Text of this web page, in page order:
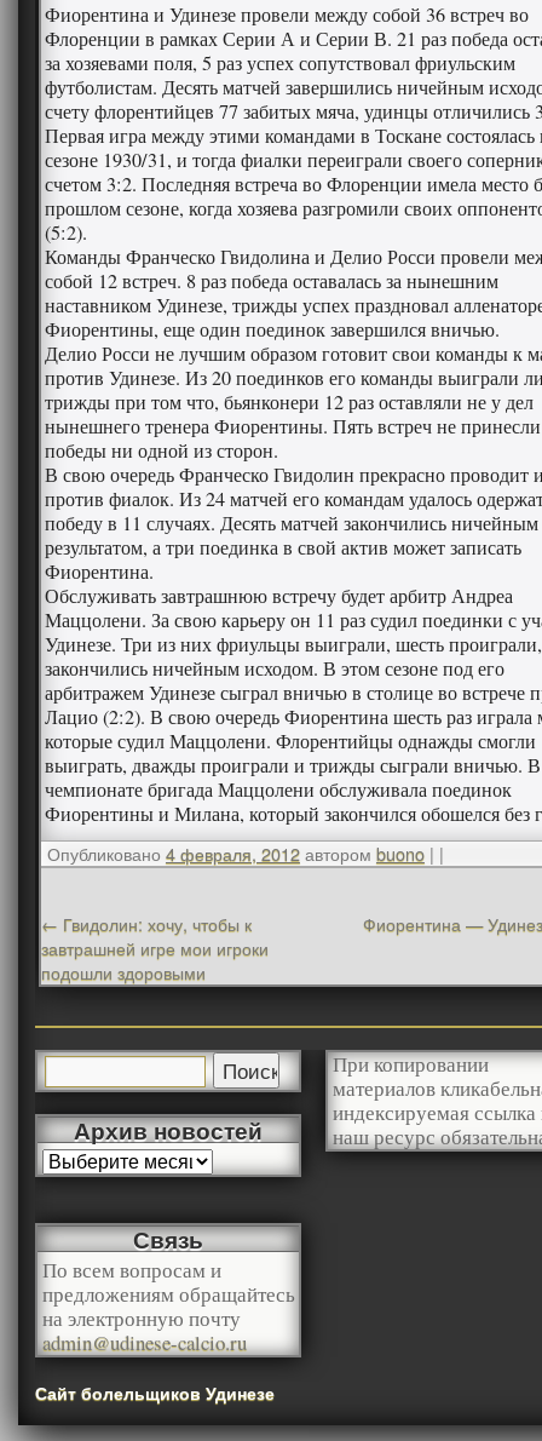
Фиорентина и Удинезе провели между собой 36 встреч во
Флоренции в рамках Серии А и Серии В. 21 раз победа
за хозяевами поля, 5 раз успех сопутствовал фриульским
футболистам. Десять матчей завершились ничейным
счету флорентийцев 77 забитых мяча, удинцы отличились
Первая игра между этими командами в Тоскане состоялась
сезоне 1930/31, и тогда фиалки переиграли своего
счетом 3:2. Последняя встреча во Флоренции имела место
прошлом сезоне, когда хозяева разгромили своих
(5:2).
Команды Франческо Гвидолина и Делио Росси провели
собой 12 встреч. 8 раз победа оставалась за нынешним
наставником Удинезе, трижды успех праздновал
Фиорентины, еще один поединок завершился вничью.
Делио Росси не лучшим образом готовит свои команды к
против Удинезе. Из 20 поединков его команды выиграли
трижды при том что, бьянконери 12 раз оставляли не у дел
нынешнего тренера Фиорентины. Пять встреч не принесли
победы ни одной из сторон.
В свою очередь Франческо Гвидолин прекрасно проводит
против фиалок. Из 24 матчей его командам удалось
победу в 11 случаях. Десять матчей закончились ничейным
результатом, а три поединка в свой актив может записать
Фиорентина.
Обслуживать завтрашнюю встречу будет арбитр Андреа
Маццолени. За свою карьеру он 11 раз судил поединки с
Удинезе. Три из них фриульцы выиграли, шесть
закончились ничейным исходом. В этом сезоне под его
арбитражем Удинезе сыграл вничью в столице во встрече
Лацио (2:2). В свою очередь Фиорентина шесть раз играла
которые судил Маццолени. Флорентийцы однажды смогли
выиграть, дважды проиграли и трижды сыграли вничью.
чемпионате бригада Маццолени обслуживала поединок
Фиорентины и Милана, который закончился обошелся без
Опубликовано4 февраля, 2012автором buono | |
← Гвидолин: хочу, чтобы к
завтрашней игре мои игроки
подошли здоровыми
Фиорентина —
Архив новостей
При копировании
материалов
индексируемая ссылка
наш ресурс
Связь
По всем вопросам и
предложениям обращайтесь
на электронную почту
admin@udinese-calcio.ru
Сайт болельщиков Удинезе